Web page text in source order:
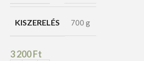
KISZERELÉS 700 g
3 200Ft